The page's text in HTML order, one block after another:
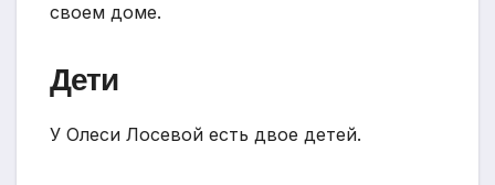
своем доме.
Дети
У Олеси Лосевой есть двое детей.